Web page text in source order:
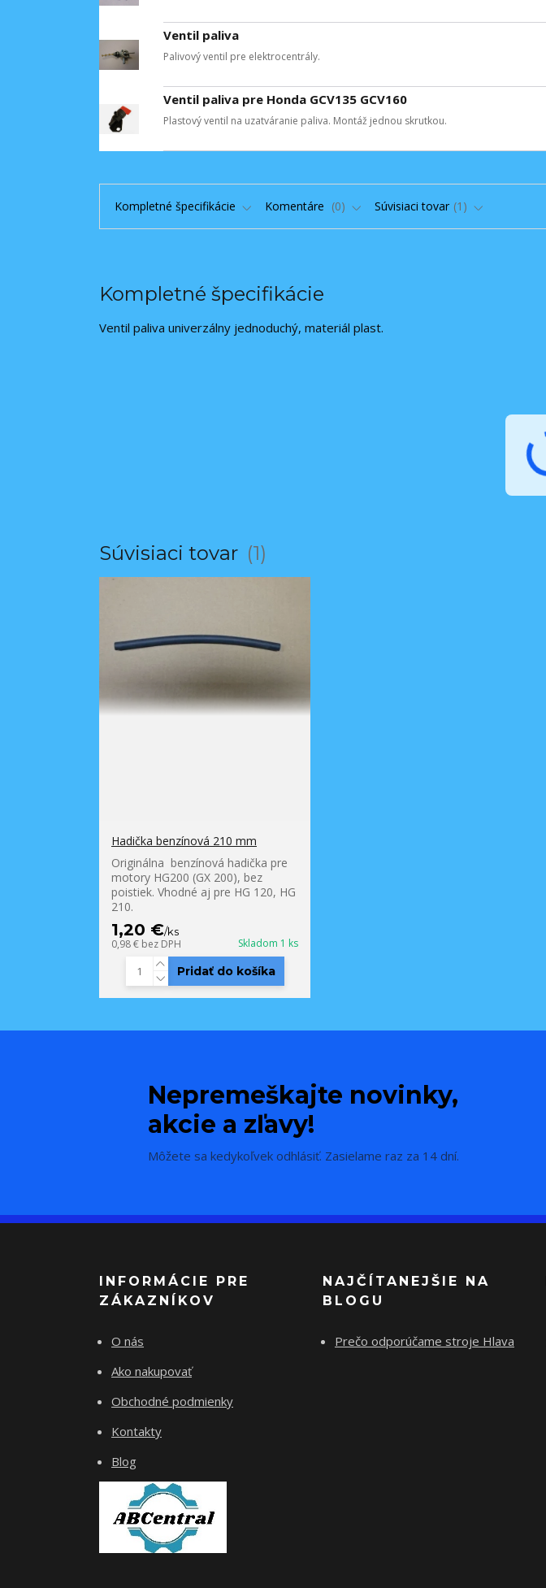
Ventil paliva
Palivový ventil pre elektrocentrály.
Ventil paliva pre Honda GCV135 GCV160
Plastový ventil na uzatváranie paliva. Montáž jednou skrutkou.
Kompletné špecifikácie Komentáre 0 Súvisiaci tovar 1
Kompletné špecifikácie
Ventil paliva univerzálny jednoduchý, materiál plast.
Súvisiaci tovar 1
Hadička benzínová 210 mm
Originálna benzínová hadička pre
motory HG200 (GX 200), bez
poistiek. Vhodné aj pre HG 120, HG
210.
1,20 €/ks
0,98 € bez DPH Skladom 1 ks
Pridať do košíka
Nepremeškajte novinky,
akcie a zľavy!
Môžete sa kedykoľvek odhlásiť. Zasielame raz za 14 dní.
INFORMÁCIE PRE
ZÁKAZNÍKOV
O nás
Ako nakupovať
Obchodné podmienky
Kontakty
Blog
NAJČÍTANEJŠIE NA
BLOGU
Prečo odporúčame stroje Hlava